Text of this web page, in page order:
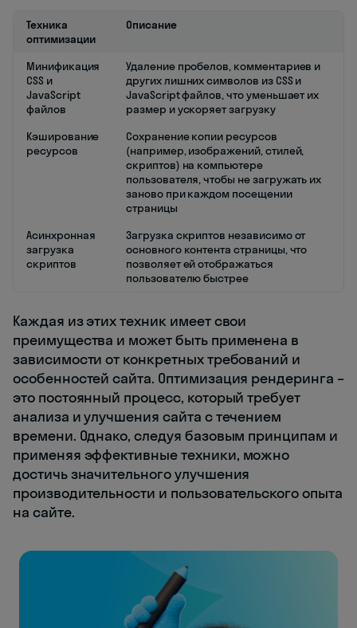
Техника
оптимизации
Описание
Минификация
CSS и
JavaScript
файлов
Удаление пробелов, комментариев и
других лишних символов из CSS и
JavaScript файлов, что уменьшает их
размер и ускоряет загрузку
Кэширование
ресурсов
Сохранение копии ресурсов
(например, изображений, стилей,
скриптов) на компьютере
пользователя, чтобы не загружать их
заново при каждом посещении
страницы
Асинхронная
загрузка
скриптов
Загрузка скриптов независимо от
основного контента страницы, что
позволяет ей отображаться
пользователю быстрее
Каждая из этих техник имеет свои
преимущества и может быть применена в
зависимости от конкретных требований и
особенностей сайта. Оптимизация рендеринга –
это постоянный процесс, который требует
анализа и улучшения сайта с течением
времени. Однако, следуя базовым принципам и
применяя эффективные техники, можно
достичь значительного улучшения
производительности и пользовательского опыта
на сайте.